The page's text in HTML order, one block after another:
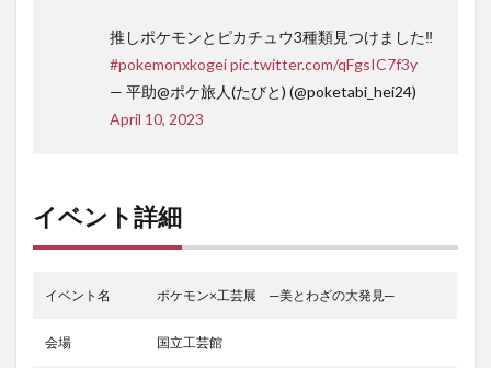
推しポケモンとピカチュウ3種類見つけました‼︎
#pokemonxkogeipic.twitter.com/qFgsIC7f3y
— 平助@ポケ旅人(たびと) (@poketabi_hei24)
April 10, 2023
イベント詳細
イベント名 ポケモン×工芸展 ─美とわざの大発見─
会場 国立工芸館